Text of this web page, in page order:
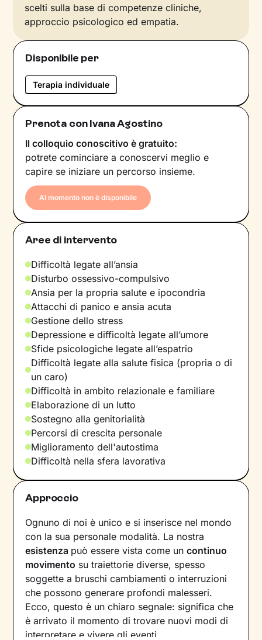
scelti sulla base di competenze cliniche,
approccio psicologico ed empatia.
Disponibile per
Terapia individuale
Prenota con Ivana Agostino
Il colloquio conoscitivo è gratuito:
potrete cominciare a conoscervi meglio e
capire se iniziare un percorso insieme.
Al momento non è disponibile
Aree di intervento
Difficoltà legate all’ansia
Disturbo ossessivo-compulsivo
Ansia per la propria salute e ipocondria
Attacchi di panico e ansia acuta
Gestione dello stress
Depressione e difficoltà legate all’umore
Sfide psicologiche legate all’espatrio
Difficoltà legate alla salute fisica (propria o di
un caro)
Difficoltà in ambito relazionale e familiare
Elaborazione di un lutto
Sostegno alla genitorialità
Percorsi di crescita personale
Miglioramento dell'autostima
Difficoltà nella sfera lavorativa
Approccio
Ognuno di noi è unico e si inserisce nel mondo
con la sua personale modalità. La nostra
esistenza può essere vista come uncontinuo
movimento su traiettorie diverse, spesso
soggette a bruschi cambiamenti o interruzioni
che possono generare profondi malesseri.
Ecco, questo è un chiaro segnale: significa che
è arrivato il momento di trovare nuovi modi di
interpretare e vivere gli eventi.